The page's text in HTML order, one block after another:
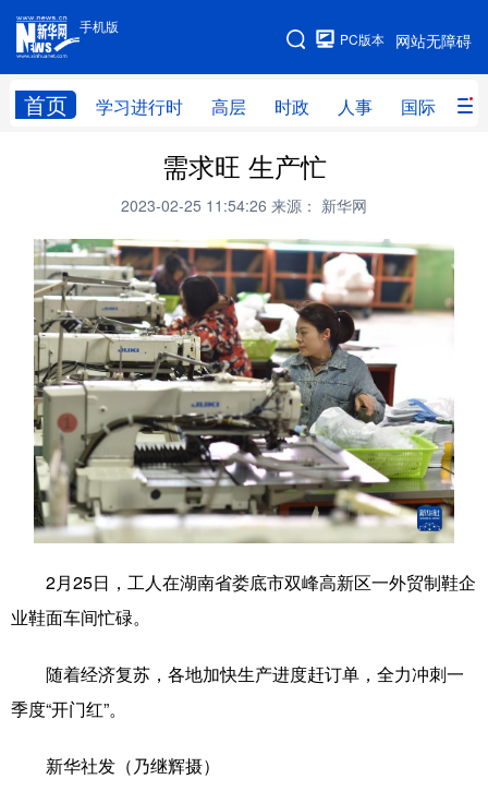
手机版
网站无障碍
PC版本
首页 学习进行时 高层 时政 人事 国际 财
手机版
网站地图
高层 时政
财经 网评
台湾 思客智库 全球连线 教育
科技 科创 量子 体育
文化 书画 健康
访谈 视频 图片 政务
法律 中央文件 金融 汽车
食品 人居 信息化 数字经济
学术中国 乡村振兴 银龄 溯源中国
城市 旅游 能源 会展
彩票
公益 一带一路 亚太网 上市公司
文化产业
需求旺 生产忙
2023-02-25 11:54:26 来源： 新华网
2月25日，工人在湖南省娄底市双峰高新区一外贸制鞋企
业鞋面车间忙碌。
随着经济复苏，各地加快生产进度赶订单，全力冲刺一
季度“开门红”。
新华社发（乃继辉摄）